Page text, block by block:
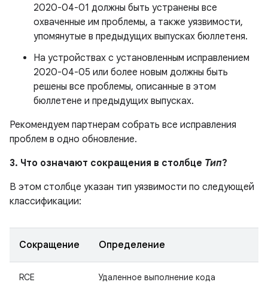
2020-04-01 должны быть устранены все
охваченные им проблемы, а также уязвимости,
упомянутые в предыдущих выпусках бюллетеня.
На устройствах с установленным исправлением
2020-04-05 или более новым должны быть
решены все проблемы, описанные в этом
бюллетене и предыдущих выпусках.
Рекомендуем партнерам собрать все исправления
проблем в одно обновление.
3. Что означают сокращения в столбце Тип?
В этом столбце указан тип уязвимости по следующей
классификации:
Сокращение Определение
RCE Удаленное выполнение кода